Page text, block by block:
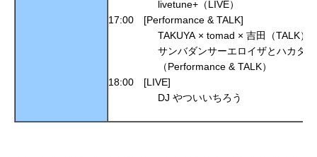
livetune+（LIVE）
17:00 [Performance & TALK]
TAKUYA × tomad × 吉田（TALK）
サンバダンサーエロイザとハカタトシ
（Performance & TALK）
18:00 [LIVE]
DJ やついいちろう